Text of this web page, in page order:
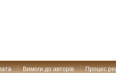
Вимоги до авторів Процес